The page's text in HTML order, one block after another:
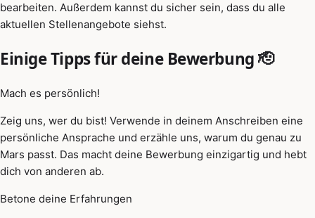
bearbeiten. Außerdem kannst du sicher sein, dass du alle
aktuellen Stellenangebote siehst.
Einige Tipps für deine Bewerbung 🫡
Mach es persönlich!
Zeig uns, wer du bist! Verwende in deinem Anschreiben eine
persönliche Ansprache und erzähle uns, warum du genau zu
Mars passt. Das macht deine Bewerbung einzigartig und hebt
dich von anderen ab.
Betone deine Erfahrungen